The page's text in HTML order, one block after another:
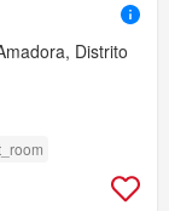
Distrito